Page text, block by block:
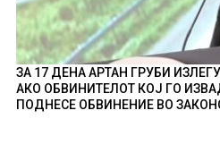
ЗА 17 ДЕНА АРТАН ГРУБИ
АКО ОБВИНИТЕЛОТ КОЈ ГО
ПОДНЕСЕ ОБВИНЕНИЕ ВО